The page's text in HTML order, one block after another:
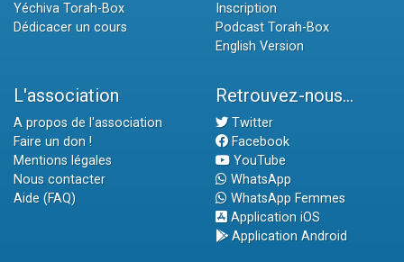
Yéchiva Torah-Box
Dédicacer un cours
Inscription
Podcast Torah-Box
English Version
L'association
A propos de l'association
Faire un don !
Mentions légales
Nous contacter
Aide (FAQ)
Retrouvez-nous...
Twitter
Facebook
YouTube
WhatsApp
WhatsApp Femmes
Application iOS
Application Android